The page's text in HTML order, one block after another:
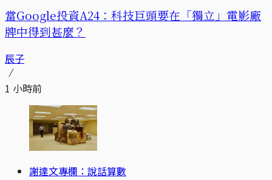
當Google投資A24：科技巨頭要在「獨立」電影廠
牌中得到甚麼？
辰子
1 小時前
謝達文專欄：說話算數